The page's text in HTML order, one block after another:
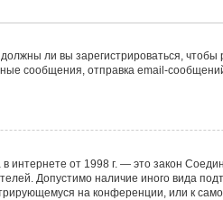
ли вы зарегистрироваться,
отправка email-сообщений,
интернете от 1998 г. — это закон
Допустимо наличие иного вида
на конференции, или к